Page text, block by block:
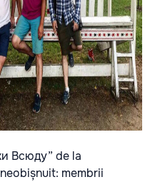
Всюду” de la
membrii